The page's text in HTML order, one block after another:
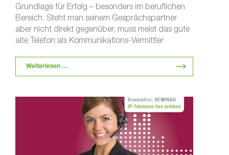
Grundlage für Erfolg – besonders im beruflichen
Bereich. Steht man seinem Gesprächspartner
aber nicht direkt gegenüber, muss meist das gute
alte Telefon als Kommunikations-Vermittler
Weiterlesen …